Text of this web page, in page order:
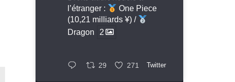
l’étranger :
One Piece
(10,21 milliards ¥) /
Dragon
2
29 271 Twitter